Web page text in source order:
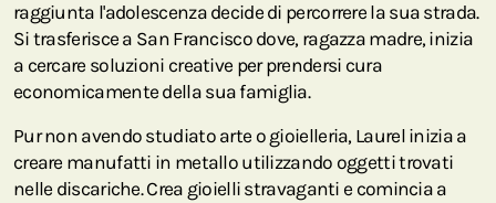
raggiunta l'adolescenza decide di percorrere la sua strada.
Si trasferisce a San Francisco dove, ragazza madre, inizia
a cercare soluzioni creative per prendersi cura
economicamente della sua famiglia.
Pur non avendo studiato arte o gioielleria, Laurel inizia a
creare manufatti in metallo utilizzando oggetti trovati
nelle discariche. Crea gioielli stravaganti e comincia a